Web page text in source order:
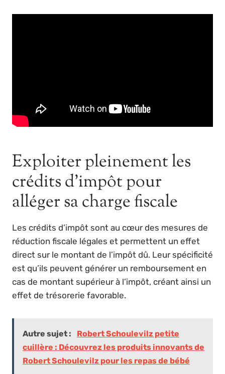
Exploiter pleinement les
crédits d’impôt pour
alléger sa charge fiscale
Les crédits d’impôt sont au cœur des mesures de
réduction fiscale légales et permettent un effet
direct sur le montant de l’impôt dû. Leur spécificité
est qu’ils peuvent générer un remboursement en
cas de montant supérieur à l’impôt, créant ainsi un
effet de trésorerie favorable.
Autre sujet :
Robert Schoulevilz petite
cuillère : Découvrez les produits innovants de
Robert Schoulevilz pour les repas de bébé